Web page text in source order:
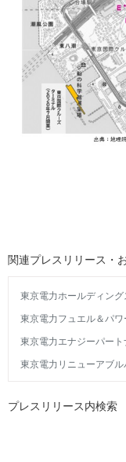
関連プレスリリース・
東京電力ホールディング
東京電力フュエル＆パワ
東京電力エナジーパート
東京電力リニューアブル
プレスリリース内検索